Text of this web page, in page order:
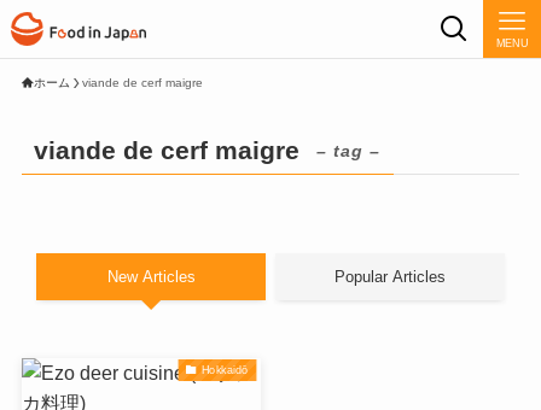
MENU
ホーム viande de cerf maigre
viande de cerf maigre – tag –
New Articles Popular Articles
Hokkaidō